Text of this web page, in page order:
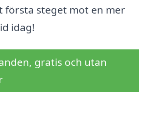
första steget mot en mer
idag!
gratis och utan